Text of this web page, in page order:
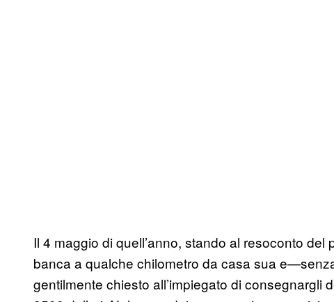
Il 4 maggio di quell’anno, stando al resoconto
banca a qualche chilometro da casa sua
gentilmente chiesto all’impiegato di consegnargli